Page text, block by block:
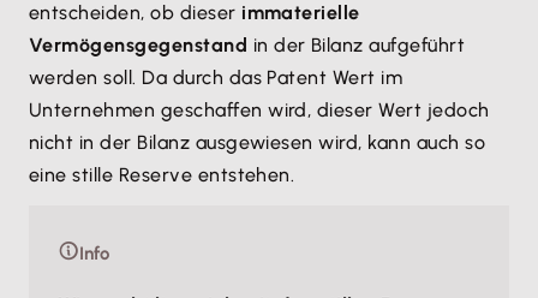
entscheiden, ob dieser immaterielle
Vermögensgegenstand in der Bilanz aufgeführt
werden soll. Da durch das Patent Wert im
Unternehmen geschaffen wird, dieser Wert jedoch
nicht in der Bilanz ausgewiesen wird, kann auch so
eine stille Reserve entstehen.
Info